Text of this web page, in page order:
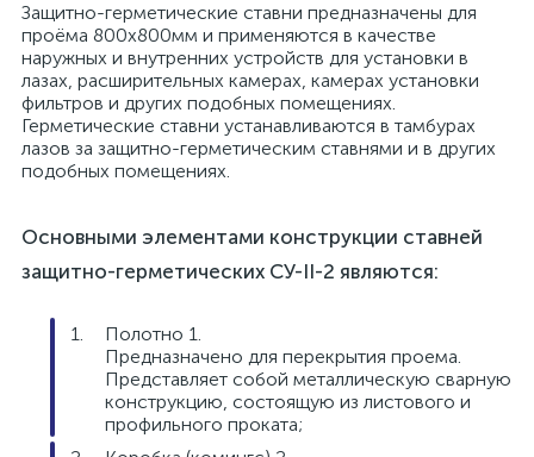
Защитно-герметические ставни предназначены для
проёма 800х800мм и применяются в качестве
наружных и внутренних устройств для установки в
лазах, расширительных камерах, камерах установки
фильтров и других подобных помещениях.
Герметические ставни устанавливаются в тамбурах
лазов за защитно-герметическим ставнями и в других
подобных помещениях.
Основными элементами конструкции ставней
защитно-герметических СУ-II-2 являются:
Полотно 1.
Предназначено для перекрытия проема.
Представляет собой металлическую сварную
конструкцию, состоящую из листового и
профильного проката;